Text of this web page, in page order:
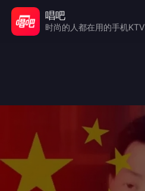
唱吧
时尚的人都在用的手机KTV